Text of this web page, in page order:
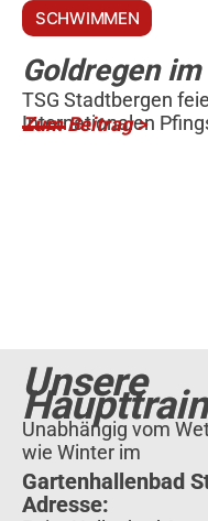
SCHWIMMEN
Goldregen
TSG Stadtbergen
Internationalen
Zum Beitrag >
Unsere
Unabhängig vom
wie Winter im
Gartenhallenbad
Adresse: